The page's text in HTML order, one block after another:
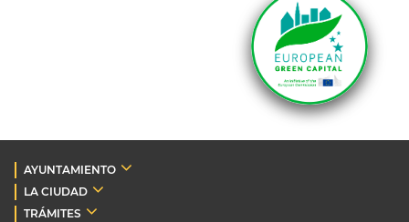
AYUNTAMIENTO
LA CIUDAD
TRÁMITES